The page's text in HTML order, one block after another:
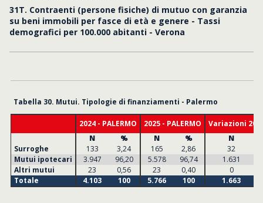
31T. Contraenti (persone fisiche) di mutuo con garanzia
su beni immobili per fasce di età e genere - Tassi
demografici per 100.000 abitanti - Verona
Tabella 30. Mutui. Tipologie di finanziamenti - Palermo
2024 - PALERMO 2025 - PALERMO
Variazioni
N
% N %
N
Surroghe
133 3,24 165 2,86
32
Mutui ipotecari
3.947 96,20 5.578 96,74
1.631
Altri mutui
23 0,56 23 0,40
0
Totale
4.103 100 5.766 100 1.663